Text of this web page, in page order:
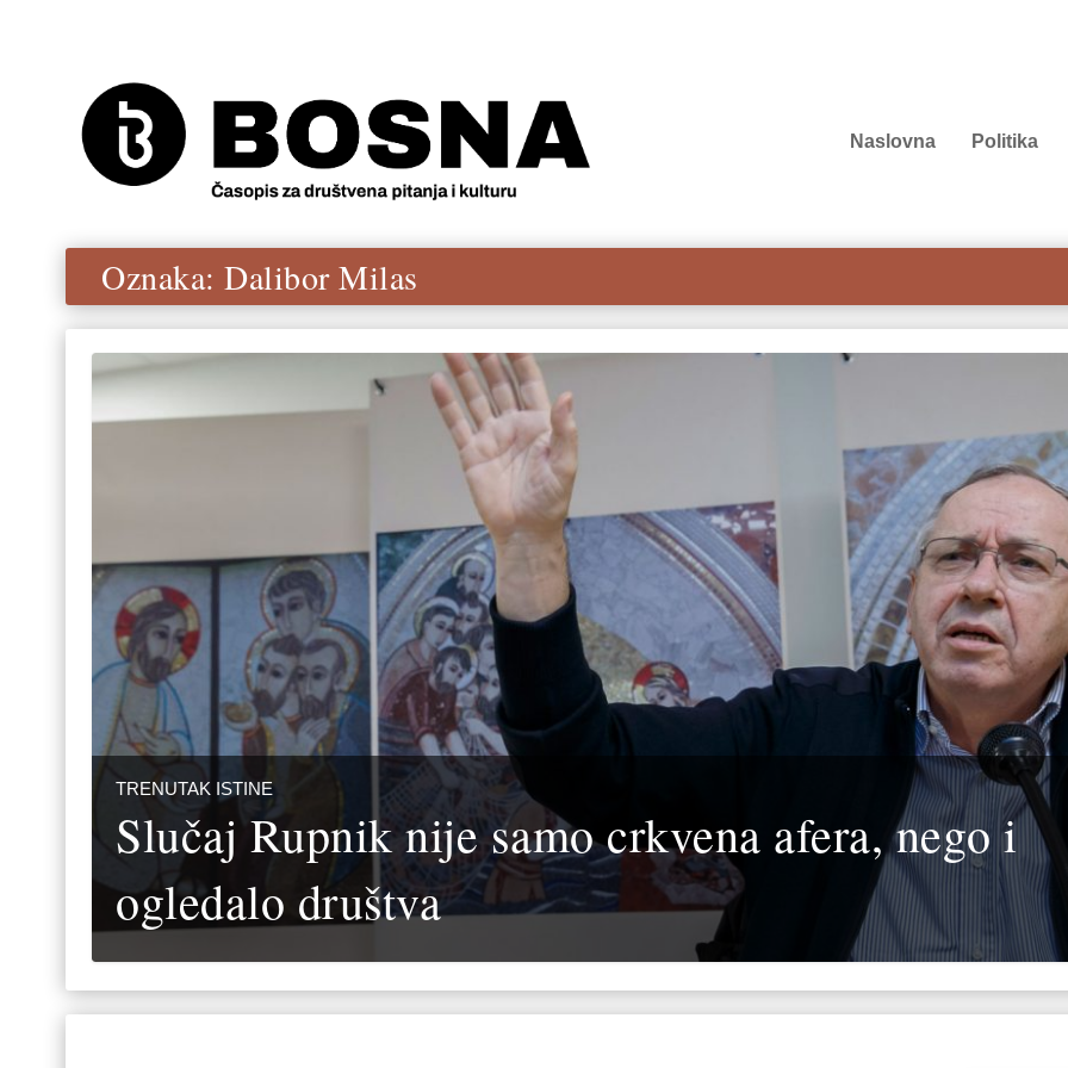
Naslovna Politika
Oznaka:Dalibor Milas
TRENUTAK ISTINE
Slučaj Rupnik nije samo crkvena afera, nego i
ogledalo društva